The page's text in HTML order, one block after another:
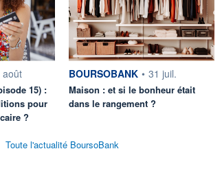
août
15) :
pour
?
information fournie par
BOURSOBANK • 31 juil.
Maison : et si le bonheur était
dans le rangement ?
Toute l'actualité BoursoBank